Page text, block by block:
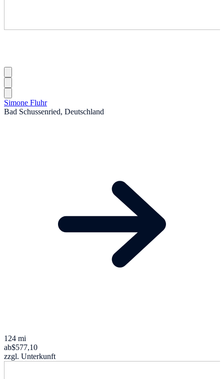
Simone Fluhr
Bad Schussenried, Deutschland
124 mi
ab$577,10
zzgl. Unterkunft